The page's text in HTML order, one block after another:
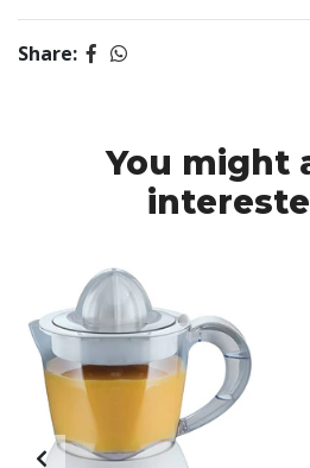
Share:
You might